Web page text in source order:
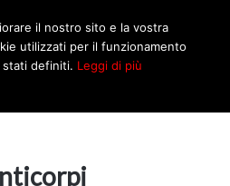
il nostro sito e la vostra
utilizzati per il funzionamento
stati definiti. Leggi di più